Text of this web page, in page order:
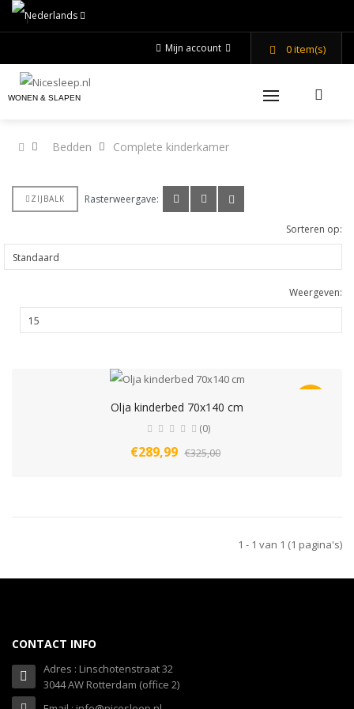
Mijn account 0item(s)
WONEN & SLAPEN
Bedden Complete kinderkamer
ZIJBALK Rasterweergave:
Sorteren op:
Weergeven:
Olja kinderbed 70x140 cm
(0)
€289,99 €325,00
1 - 1 van 1 (1 pagina's)
CONTACT INFO
Adres : Linschotenstraat 32
3044 AW Rotterdam (office 2)